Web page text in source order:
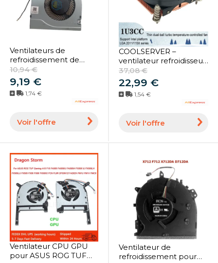
Ventilateurs de
refroidissement de
processeur pour
ordinateur portable
Acer Aspire 5 A515-51
A515-51G A515-52 A515-
52G A515-54 A515-54G
A515-43 A515-44 A515-
44G
10,94 €
9,19 €
1,74 €
Voir l'offre
COOLSERVER –
ventilateur refroidisseur
de processeur 1U3CC,
dissipateur thermique
en cuivre, pour station
de travail industrielle,
d'ordinateur, pour Intel
LGA2011 LAG115X
37,08 €
22,99 €
1,54 €
Voir l'offre
Ventilateur CPU GPU
pour ASUS ROG TUF
Ventilateur de
refroidissement pour